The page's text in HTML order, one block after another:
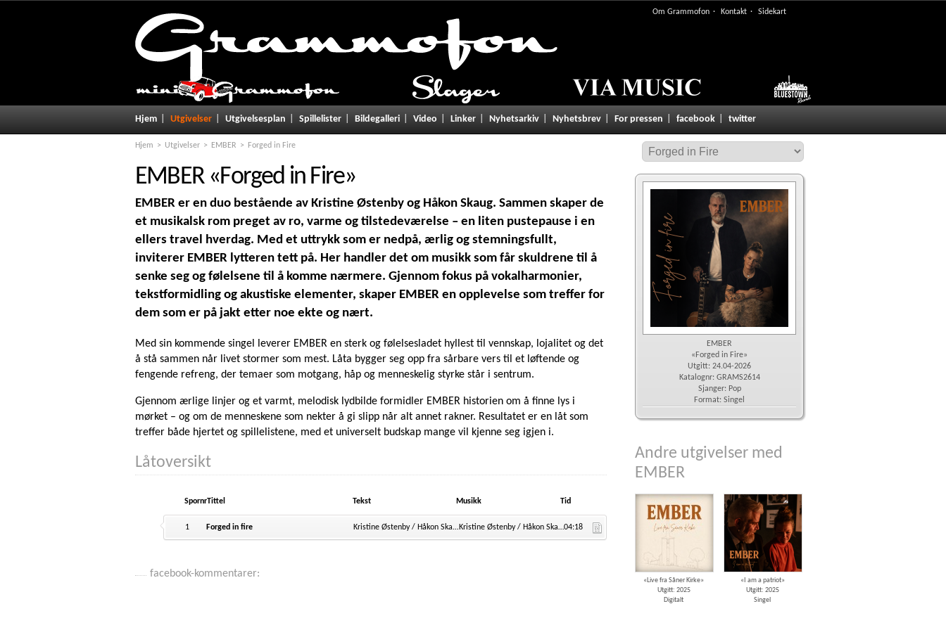
Om Grammofon Kontakt Sidekart
Hjem Utgivelser Utgivelsesplan Spillelister Bildegalleri Video Linker Nyhetsarkiv Nyhetsbrev For pressen facebook twitter
Hjem Utgivelser EMBER Forged in Fire
EMBER«Forged in Fire»
EMBER er en duo bestående av Kristine Østenby og Håkon Skaug. Sammen skaper de
et musikalsk rom preget av ro, varme og tilstedeværelse – en liten pustepause i en
ellers travel hverdag. Med et uttrykk som er nedpå, ærlig og stemningsfullt,
inviterer EMBER lytteren tett på. Her handler det om musikk som får skuldrene til å
senke seg og følelsene til å komme nærmere. Gjennom fokus på vokalharmonier,
tekstformidling og akustiske elementer, skaper EMBER en opplevelse som treffer for
dem som er på jakt etter noe ekte og nært.
Med sin kommende singel leverer EMBER en sterk og følelsesladet hyllest til vennskap, lojalitet og det
å stå sammen når livet stormer som mest. Låta bygger seg opp fra sårbare vers til et løftende og
fengende refreng, der temaer som motgang, håp og menneskelig styrke står i sentrum.
Gjennom ærlige linjer og et varmt, melodisk lydbilde formidler EMBER historien om å finne lys i
mørket – og om de menneskene som nekter å gi slipp når alt annet rakner. Resultatet er en låt som
treffer både hjertet og spillelistene, med et universelt budskap mange vil kjenne seg igjen i.
Låtoversikt
SpornrTittel Tekst Musikk Tid
1 Forged in fire Kristine Østenby / Håkon Skaug Kristine Østenby / Håkon Skaug04:18
EMBER
«Forged in Fire»
Utgitt: 24.04-2026
Katalognr: GRAMS2614
Sjanger: Pop
Format: Singel
Andre utgivelser med
EMBER
«Live fra Såner Kirke»
Utgitt: 2025
Digitalt
«I am a patriot»
Utgitt: 2025
Singel